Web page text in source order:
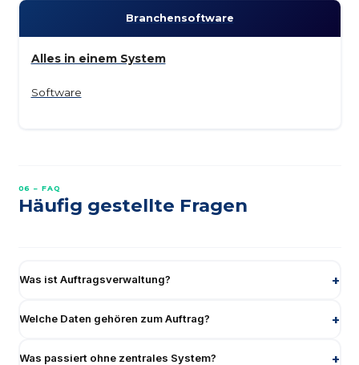
Branchen­software
Alles in einem System
Software
06 – FAQ
Häufig gestellte Fragen
Was ist Auftragsverwaltung?
Welche Daten gehören zum Auftrag?
Was passiert ohne zentrales System?